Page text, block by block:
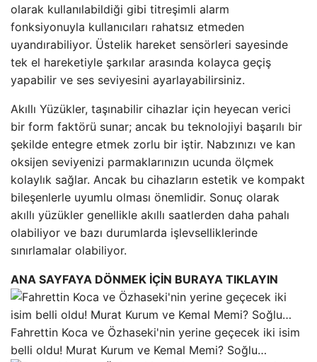
olarak kullanılabildiği gibi titreşimli alarm
fonksiyonuyla kullanıcıları rahatsız etmeden
uyandırabiliyor. Üstelik hareket sensörleri sayesinde
tek el hareketiyle şarkılar arasında kolayca geçiş
yapabilir ve ses seviyesini ayarlayabilirsiniz.
Akıllı Yüzükler, taşınabilir cihazlar için heyecan verici
bir form faktörü sunar; ancak bu teknolojiyi başarılı bir
şekilde entegre etmek zorlu bir iştir. Nabzınızı ve kan
oksijen seviyenizi parmaklarınızın ucunda ölçmek
kolaylık sağlar. Ancak bu cihazların estetik ve kompakt
bileşenlerle uyumlu olması önemlidir. Sonuç olarak
akıllı yüzükler genellikle akıllı saatlerden daha pahalı
olabiliyor ve bazı durumlarda işlevselliklerinde
sınırlamalar olabiliyor.
ANA SAYFAYA DÖNMEK İÇİN BURAYA TIKLAYIN
Fahrettin Koca ve Özhaseki'nin yerine geçecek iki isim
belli oldu! Murat Kurum ve Kemal Memi? Soğlu…